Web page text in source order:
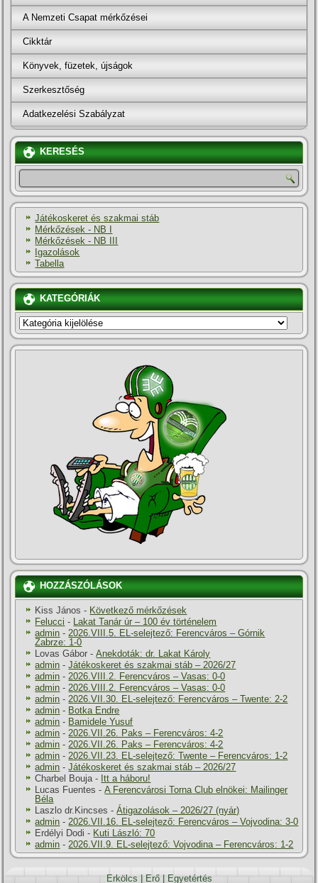
A Nemzeti Csapat mérkőzései
Cikktár
Könyvek, füzetek, újságok
Szerkesztőség
Adatkezelési Szabályzat
KERESÉS
Játékoskeret és szakmai stáb
Mérkőzések - NB I
Mérkőzések - NB III
Igazolások
Tabella
KATEGÓRIÁK
KATEGÓRIÁK
HOZZÁSZÓLÁSOK
Kiss János - Következő mérkőzések
Felucci -
Lakat Tanár úr – 100 év történelem
admin - 2026.VIII.5. EL-selejtező: Ferencváros – Górnik
Zabrze: 1-0
Lovas Gábor -Anekdoták: dr. Lakat Károly
admin -Játékoskeret és szakmai stáb – 2026/27
admin - 2026.VIII.2. Ferencváros – Vasas: 0-0
admin - 2026.VIII.2. Ferencváros – Vasas: 0-0
admin - 2026.VII.30. EL-selejtező: Ferencváros – Twente: 2-2
admin - Botka Endre
admin - Bamidele Yusuf
admin - 2026.VII.26. Paks – Ferencváros: 4-2
admin - 2026.VII.26. Paks – Ferencváros: 4-2
admin - 2026.VII.23. EL-selejtező: Twente – Ferencváros: 1-2
admin -Játékoskeret és szakmai stáb – 2026/27
Charbel Bouja - Itt a háboru!
Lucas Fuentes -A Ferencvárosi Torna Club elnökei: Mailinger
Béla
Laszlo dr.Kincses -Átigazolások – 2026/27 (nyár)
admin - 2026.VII.16. EL-selejtező: Ferencváros – Vojvodina: 3-0
Erdélyi Dodi - Kuti László: 70
admin - 2026.VII.9. EL-selejtező: Vojvodina – Ferencváros: 1-2
Erkölcs Erő| Egyetértés